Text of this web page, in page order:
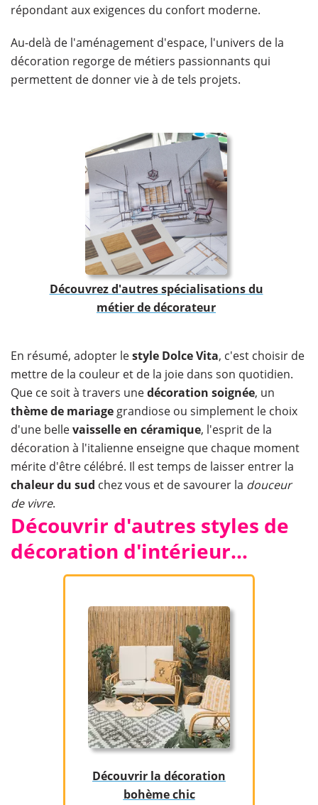
répondant aux exigences du confort moderne.
Au-delà de l'aménagement d'espace, l'univers de la
décoration regorge de métiers passionnants qui
permettent de donner vie à de tels projets.
Découvrez d'autres spécialisations du
métier de décorateur
En résumé, adopter lestyle Dolce Vita, c'est choisir de
mettre de la couleur et de la joie dans son quotidien.
Que ce soit à travers unedécoration soignée, un
thème de mariage grandiose ou simplement le choix
d'une bellevaisselle en céramique, l'esprit de la
décoration à l'italienne enseigne que chaque moment
mérite d'être célébré. Il est temps de laisser entrer la
chaleur du sud chez vous et de savourer la douceur
de vivre.
Découvrir d'autres styles de
décoration d'intérieur…
Découvrir la décoration
bohème chic